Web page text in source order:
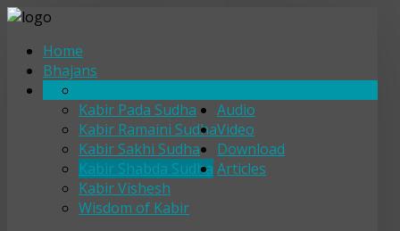
Home
Bhajans
Kabir Pada Sudha
Kabir Ramaini Sudha
Kabir Sakhi Sudha
Kabir Shabda Sudha
Kabir Vishesh
Wisdom of Kabir
Audio
Video
Download
Articles